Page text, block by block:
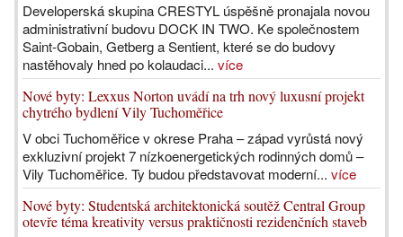
Developerská skupina CRESTYL úspěšně pronajala novou
administrativní budovu DOCK IN TWO. Ke společnostem
Saint-Gobain, Getberg a Sentient, které se do budovy
nastěhovaly hned po kolaudaci... více
Nové byty: Lexxus Norton uvádí na trh nový luxusní projekt
chytrého bydlení Vily Tuchoměřice
V obci Tuchoměřice v okrese Praha – západ vyrůstá nový
exkluzivní projekt 7 nízkoenergetických rodinných domů –
Vily Tuchoměřice. Ty budou představovat moderní... více
Nové byty: Studentská architektonická soutěž Central Group
otevře téma kreativity versus praktičnosti rezidenčních staveb